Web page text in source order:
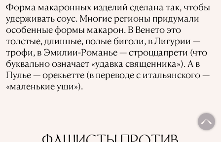
Форма макаронных изделий сделана так, чтобы
удерживать соус. Многие регионы придумали
особенные формы макарон. В Венето это
толстые, длинные, полые биголи, в Лигурии —
трофи, в Эмилии-Романье — строццапрети (что
буквально означает «удавка священника»). А в
Пулье — орекьетте (в переводе с итальянского —
«маленькие уши»).